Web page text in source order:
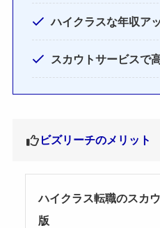
ハイクラスな年収ア
スカウトサービスで
ビズリーチのメリット
ハイクラス転職のスカ
版